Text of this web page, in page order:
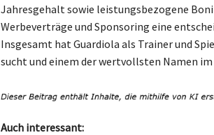
Jahresgehalt sowie leistungsbezogene
Werbeverträge und Sponsoring eine
Insgesamt hat Guardiola als Trainer und
sucht und einem der wertvollsten Namen
Auch interessant: